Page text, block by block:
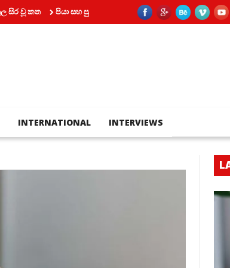
පියා සහ පුතා අතර බහින්බස්වීම මරණයකින් කෙළවර වෙයි
INTERNATIONAL INTERVIEWS